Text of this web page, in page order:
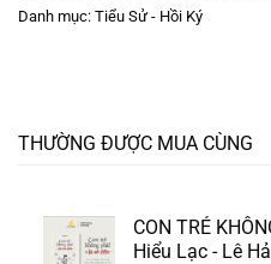
Danh mục: Tiểu Sử - Hồi Ký
THƯỜNG ĐƯỢC MUA CÙNG
CON TRẺ
Hiểu Lạc - Lê